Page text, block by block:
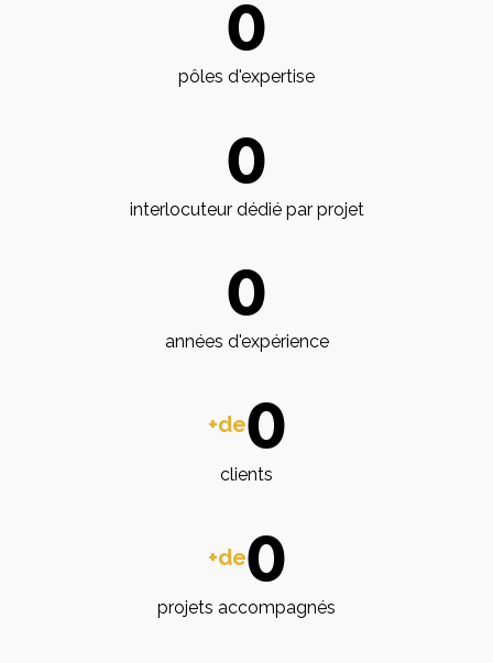
0
pôles d'expertise
0
interlocuteur dédié par projet
0
années d'expérience
+de0
clients
+de0
projets accompagnés